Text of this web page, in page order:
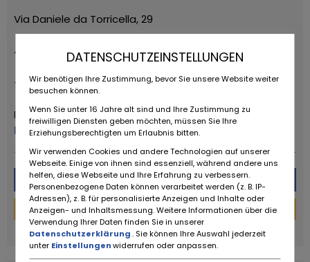
Via Daniele da Torricella, 29
42122 Reggio Emilia
+39 0522 268511
Ruote da Sogno
Mehr von diesem Händler
Nachricht
Finanzierungs-Rechner
powered bytarifcheck
DATENSCHUTZEINSTELLUNGEN
Wir benötigen Ihre Zustimmung, bevor Sie unsere Website weiter
besuchen können.
Wenn Sie unter 16 Jahre alt sind und Ihre Zustimmung zu
freiwilligen Diensten geben möchten, müssen Sie Ihre
Erziehungsberechtigten um Erlaubnis bitten.
Wir verwenden Cookies und andere Technologien auf unserer
Webseite. Einige von ihnen sind essenziell, während andere uns
helfen, diese Webseite und Ihre Erfahrung zu verbessern.
Personenbezogene Daten können verarbeitet werden (z. B. IP-
Adressen), z. B. für personalisierte Anzeigen und Inhalte oder
Anzeigen- und Inhaltsmessung. Weitere Informationen über die
Verwendung Ihrer Daten finden Sie in unserer
Datenschutzerklärung. Sie können Ihre Auswahl jederzeit
unter Einstellungenwiderrufen oder anpassen.